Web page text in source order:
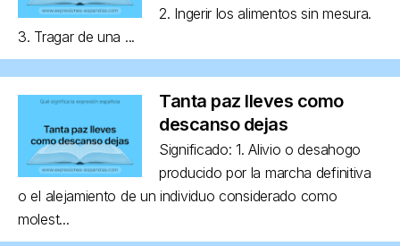
2. Ingerir los alimentos sin mesura.
3. Tragar de una ...
Tanta paz lleves como
descanso dejas
Significado: 1. Alivio o desahogo
producido por la marcha definitiva
o el alejamiento de un individuo considerado como
molest...